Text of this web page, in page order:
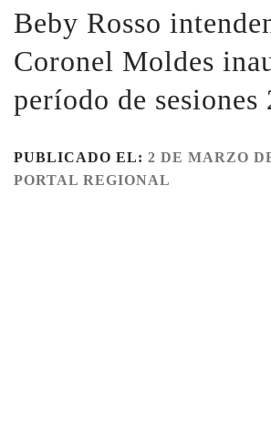
Beby Rosso
Coronel Moldes
período de sesiones
PUBLICADO EL: 2 DE MARZO
PORTAL REGIONAL